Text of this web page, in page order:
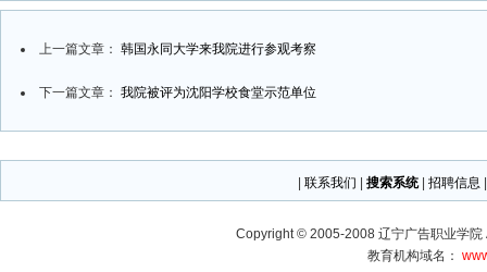
上一篇文章： 韩国永同大学来我院进行参观考察
下一篇文章： 我院被评为沈阳学校食堂示范单位
联系我们 搜索系统 招聘信息
Copyright © 2005-2008 辽宁广告职业学
教育机构域名：